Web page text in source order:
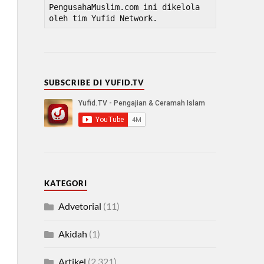
PengusahaMuslim.com ini dikelola
oleh tim Yufid Network.
SUBSCRIBE DI YUFID.TV
KATEGORI
Advetorial (11)
Akidah (1)
Artikel (2,321)